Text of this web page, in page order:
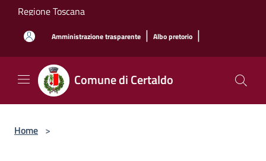
Salta al contenuto principale
Regione Toscana
Amministrazione trasparente | Albo pretorio |
Comune di Certaldo
Home >